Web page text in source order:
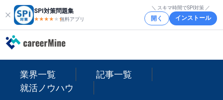
SPI対策問題集
★★★★ ★★
無料アプリ
＼ スキマ時間でSPI対策 ／
開く インストール
業界一覧
記事一覧
就活ノウハウ